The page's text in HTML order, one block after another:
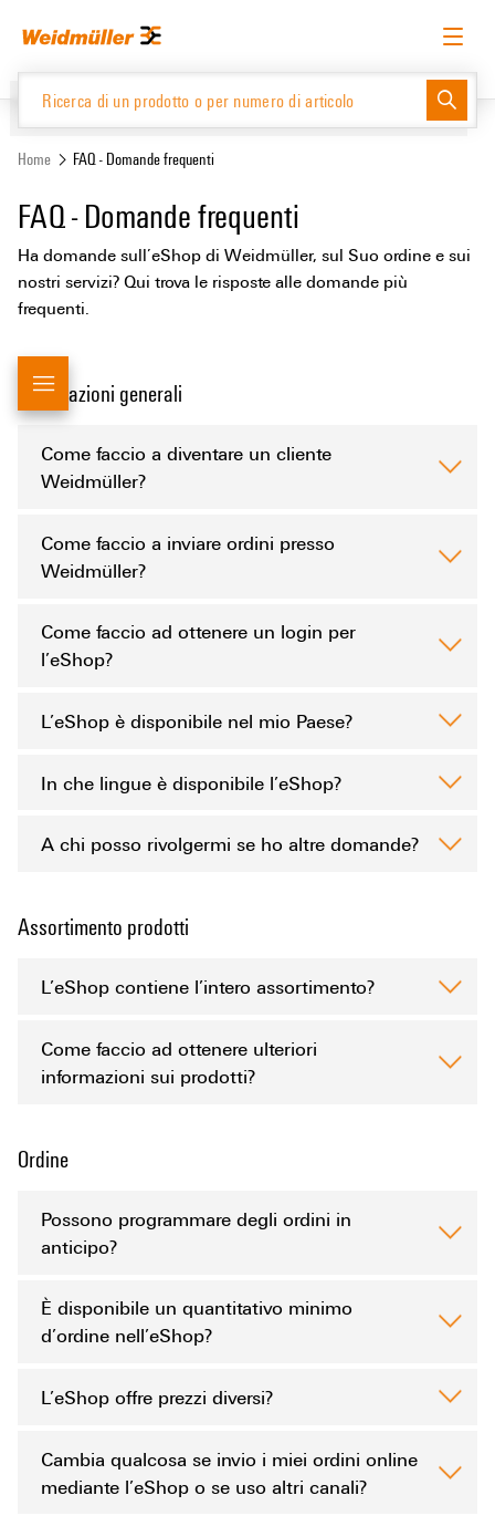
Italiano Richiedere l’accesso Accesso
Website
Catalogo prodotti
Home FAQ - Domande frequenti
FAQ - Domande frequenti
Ha domande sull’eShop di Weidmüller, sul Suo ordine e sui
nostri servizi? Qui trova le risposte alle domande più
frequenti.
Informazioni generali
Come faccio a diventare un cliente
Weidmüller?
Come faccio a inviare ordini presso
Weidmüller?
Come faccio ad ottenere un login per
l’eShop?
L’eShop è disponibile nel mio Paese?
In che lingue è disponibile l’eShop?
A chi posso rivolgermi se ho altre domande?
Assortimento prodotti
L’eShop contiene l’intero assortimento?
Come faccio ad ottenere ulteriori
informazioni sui prodotti?
Ordine
Possono programmare degli ordini in
anticipo?
È disponibile un quantitativo minimo
d’ordine nell’eShop?
L’eShop offre prezzi diversi?
Cambia qualcosa se invio i miei ordini online
mediante l’eShop o se uso altri canali?